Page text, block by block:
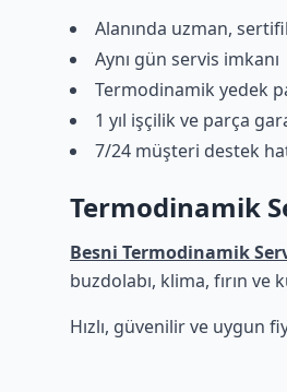
Alanında uzman,
Aynı gün servis imkanı
Termodinamik yedek
1 yıl işçilik ve parça
7/24 müşteri destek
Termodinamik
Besni Termodinamik
buzdolabı, klima, fırın
Hızlı, güvenilir ve uygun